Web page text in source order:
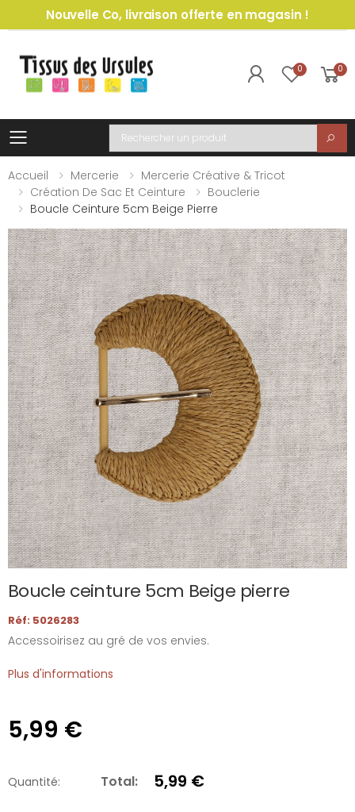
Nouvelle Co, livraison offerte en magasin !
0 0
Toggle mobile menu
Recherche
Accueil
Mercerie
Mercerie Créative & Tricot
Création De Sac Et Ceinture
Bouclerie
Boucle Ceinture 5cm Beige Pierre
Boucle ceinture 5cm Beige pierre
Réf: 5026283
Accessoirisez au gré de vos envies.
Plus d'informations
5,99 €
Quantité: Total: 5,99 €